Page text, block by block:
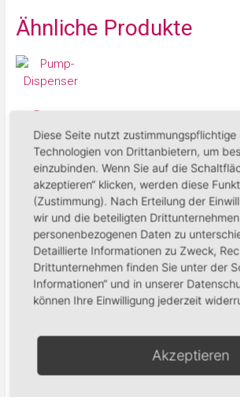
Ähnliche Produkte
Pump-
Dispenser
4,90€
In den Warenkorb
Pinchsticks
Diese Seite nutzt zustimmungspflichtige
Technologien von Drittanbietern, um
einzubinden. Wenn Sie auf die
akzeptieren“ klicken, werden diese
(Zustimmung). Nach Erteilung der
wir und die beteiligten
personenbezogenen Daten zu
Detaillierte Informationen zu Zweck,
Drittunternehmen finden Sie unter der
Informationen“ und in unserer
können Ihre Einwilligung jederzeit
Akzeptieren